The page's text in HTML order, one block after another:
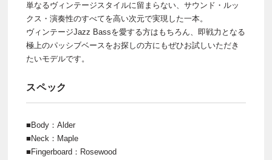
単なるヴィンテージスタイルに留まらない、サウンド・ルッ
クス・演奏性のすべてを高い次元で実現した一本。
ヴィンテージJazz Bassを愛する方はもちろん、即戦力となる
極上のパッシブベースをお探しの方にもぜひお試しいただき
たいモデルです。
スペック
■Body：Alder
■Neck：Maple
■Fingerboard：Rosewood